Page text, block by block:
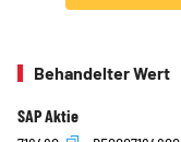
Behandelter Wert
SAP Aktie